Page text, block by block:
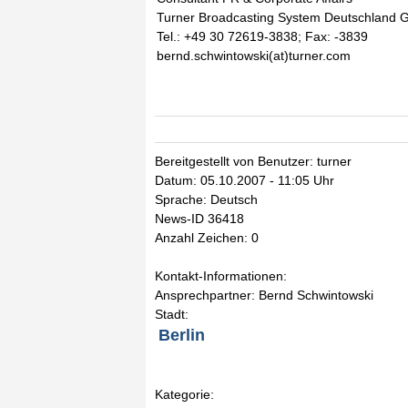
Turner Broadcasting System Deutschland
Tel.: +49 30 72619-3838; Fax: -3839
bernd.schwintowski(at)turner.com
Bereitgestellt von Benutzer: turner
Datum: 05.10.2007 - 11:05 Uhr
Sprache: Deutsch
News-ID 36418
Anzahl Zeichen: 0
Kontakt-Informationen:
Ansprechpartner: Bernd Schwintowski
Stadt:
Berlin
Kategorie: